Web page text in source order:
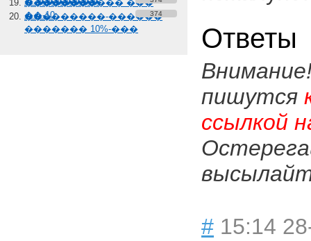
����������� ���
��-10
���������-������
������� 10%-���
374
Ответы
пишутся
ссылкой
# 15:14